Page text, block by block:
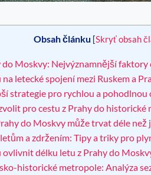
Obsah článku [Skryť obsah
do Moskvy: Nejvýznamnější
letecké spojení mezi Ruskem a
strategie pro rychlou a pohodlnou
pro cestu z Prahy do historické
do Moskvy může trvat déle než
a zdržením: Tipy a triky pro
délku letu z Prahy do
historické metropole: Analýza